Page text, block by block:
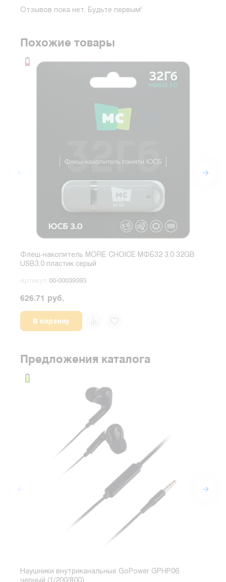
Отзывов пока нет. Будьте первым!
Похожие товары
Флеш-накопитель MORE CHOICE МФБ32 3.0 32GB
USB3.0 пластик серый
Артикул 00-00039393
626.71 руб.
В корзину
Предложения каталога
Наушники внутриканальные GoPower GPHP06